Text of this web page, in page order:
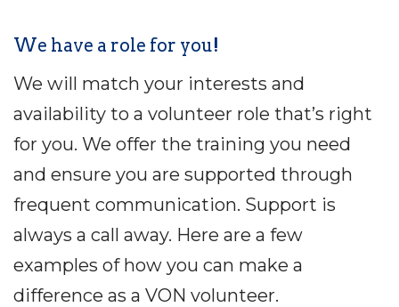
We have a role for you!
We will match your interests and
availability to a volunteer role that’s right
for you. We offer the training you need
and ensure you are supported through
frequent communication. Support is
always a call away. Here are a few
examples of how you can make a
difference as a VON volunteer.